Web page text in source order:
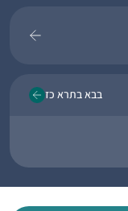
בבא בתרא כז